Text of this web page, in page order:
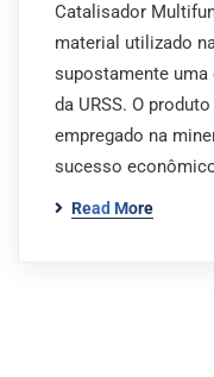
Catalisador
material utilizado
supostamente
da URSS. O
empregado na
sucesso
Read More